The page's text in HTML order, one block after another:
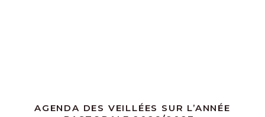
AGENDA DES VEILLÉES SUR L’ANNÉE